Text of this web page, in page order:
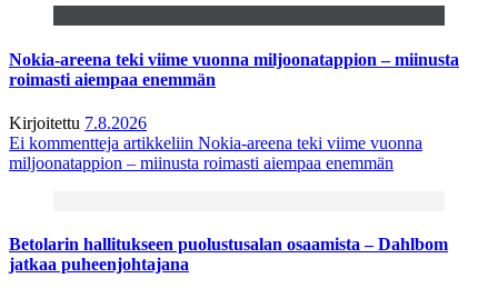
Nokia-areena teki viime vuonna miljoonatappion – miinusta
roimasti aiempaa enemmän
Kirjoitettu 7.8.2026
Ei kommentteja artikkeliin Nokia-areena teki viime vuonna
miljoonatappion – miinusta roimasti aiempaa enemmän
Betolarin hallitukseen puolustusalan osaamista – Dahlbom
jatkaa puheenjohtajana